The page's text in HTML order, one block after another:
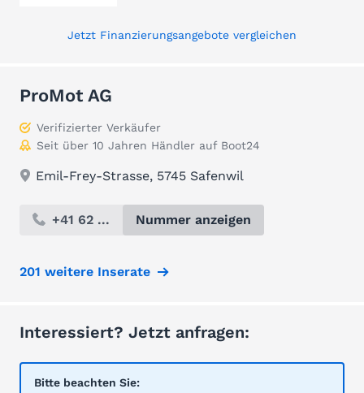
Jetzt Finanzierungsangebote vergleichen
ProMot AG
Verifizierter Verkäufer
Seit über 10 Jahren Händler auf Boot24
Emil-Frey-Strasse, 5745 Safenwil
+41 62 ... Nummer anzeigen
201 weitere Inserate
Interessiert? Jetzt anfragen:
Bitte beachten Sie: